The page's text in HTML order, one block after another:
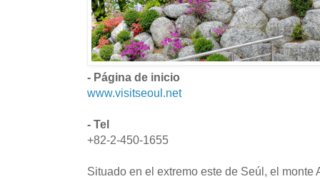
- Página de inicio
www.visitseoul.net
- Tel
+82-2-450-1655
Situado en el extremo este de Seúl, el monte